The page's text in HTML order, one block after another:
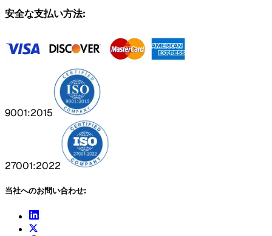
安全な支払い方法:
9001:2015
27001:2022
当社へのお問い合わせ: